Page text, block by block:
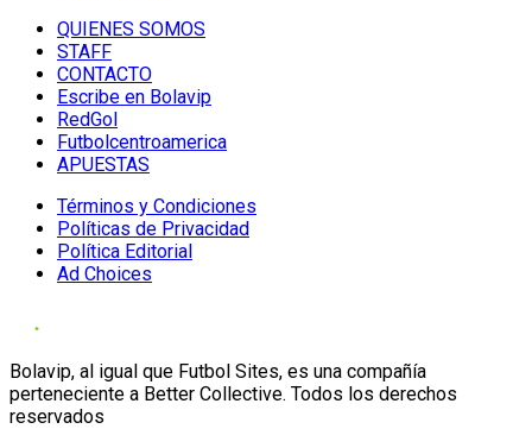
QUIENES SOMOS
STAFF
CONTACTO
Escribe en Bolavip
RedGol
Futbolcentroamerica
APUESTAS
Términos y Condiciones
Políticas de Privacidad
Política Editorial
Ad Choices
Bolavip, al igual que Futbol Sites, es una compañía
perteneciente a Better Collective. Todos los derechos
reservados